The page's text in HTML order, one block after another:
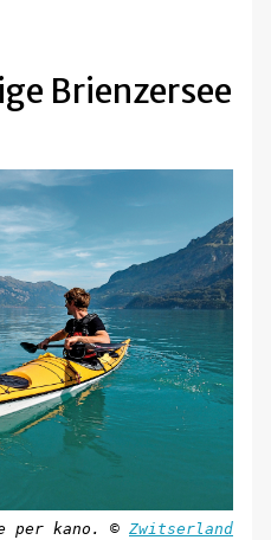
Brienzersee
per kano. © Zwitserland